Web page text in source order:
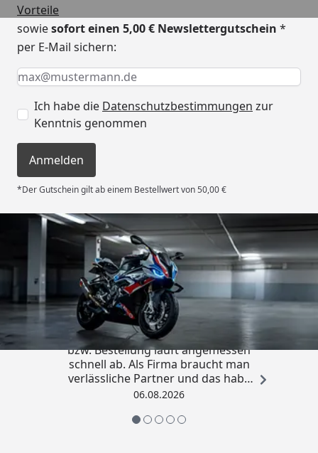
Vorteile
sowiesofort einen 5,00 € Newslettergutschein *
per E-Mail sichern:
Keine Eingabe erforderlich
Eingabe erforderlich
E-Mail *
Ich habe die Datenschutzbestimmungen zur
Kenntnis genommen
Anmelden
*Der Gutschein gilt ab einem Bestellwert von 50,00 €
Trusted Shops
4,85/ 5
„Die Abwicklung eines Auftrages
bzw. Bestellung läuft angemessen
schnell ab. Als Firma braucht man
verlässliche Partner und das habe
ich hier gefunden.“
06.08.2026